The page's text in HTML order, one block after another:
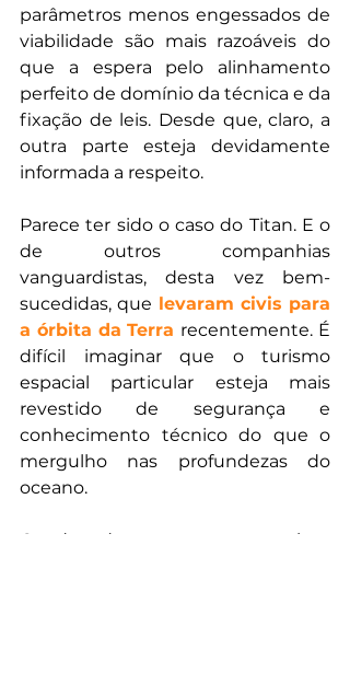
parâmetros menos engessados de
viabilidade são mais razoáveis do
que a espera pelo alinhamento
perfeito de domínio da técnica e da
fixação de leis. Desde que, claro, a
outra parte esteja devidamente
informada a respeito.
Parece ter sido o caso do Titan. E o
de outros companhias
vanguardistas, desta vez bem-
sucedidas, que levaram civis para
a órbita da Terra recentemente. É
difícil imaginar que o turismo
espacial particular esteja mais
revestido de segurança e
conhecimento técnico do que o
mergulho nas profundezas do
oceano.
Condenado no presente, talvez